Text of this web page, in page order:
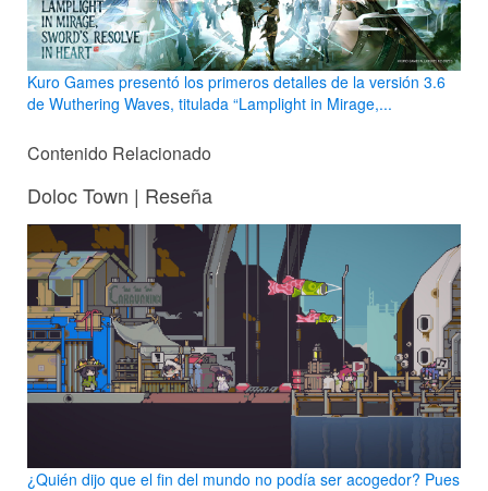
Kuro Games presentó los primeros detalles de la versión 3.6
de Wuthering Waves, titulada “Lamplight in Mirage,...
Contenido Relacionado
Doloc Town | Reseña
¿Quién dijo que el fin del mundo no podía ser acogedor? Pues